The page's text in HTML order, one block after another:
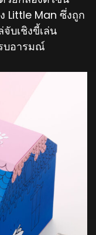
Little Man ซึ่งถูก
บเชิงขี้เล่น
บอารมณ์